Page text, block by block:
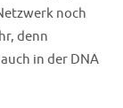
noch
denn
in der DNA